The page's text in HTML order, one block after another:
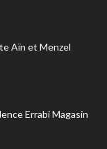
Aïn et Menzel
Errabi Magasin